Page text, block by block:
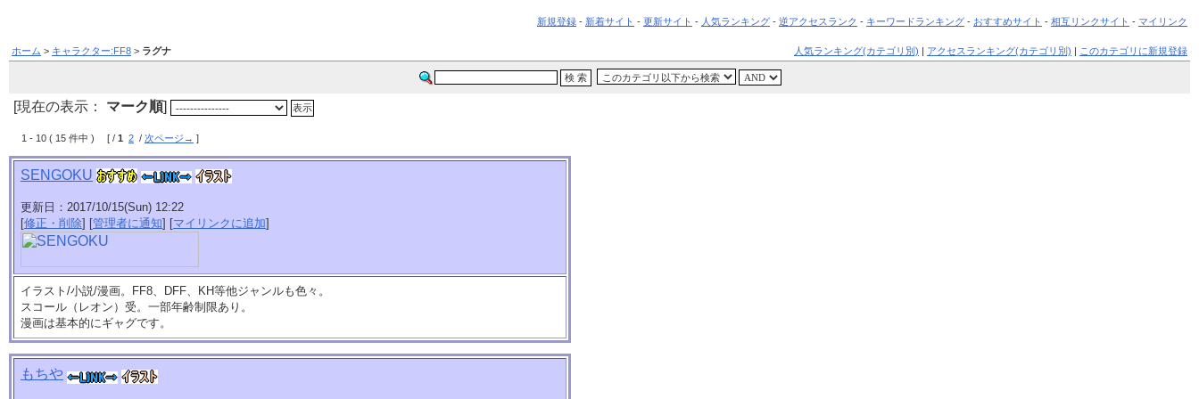
新規登録 - 新着サイト - 更新サイト - 人気ランキング - 逆アクセスランク - キーワードランキング - おすすめサイト - 相互リンクサイト - マイリンク
ホーム > キャラクター:FF8 > ラグナ 人気ランキング(カテゴリ別) | アクセスランキング(カテゴリ別) | このカテゴリに新規登録
[現在の表示： マーク順]
1 - 10 ( 15 件中 ) [ / 1 2 / 次ページ→ ]
SENGOKU
更新日：2017/10/15(Sun) 12:22
[修正・削除] [管理者に通知] [マイリンクに追加]
イラスト/小説/漫画。FF8、DFF、KH等他ジャンルも色々。
スコール（レオン）受。一部年齢制限あり。
漫画は基本的にギャグです。
もちや